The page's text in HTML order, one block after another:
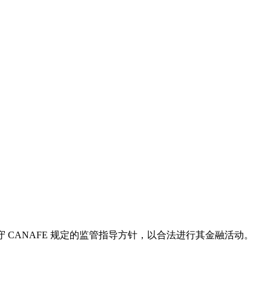
规定的监管指导方针，以合法进行其金融活动。